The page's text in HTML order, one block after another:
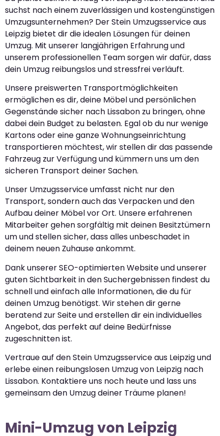
suchst nach einem zuverlässigen und kostengünstigen
Umzugsunternehmen? Der Stein Umzugsservice aus
Leipzig bietet dir die idealen Lösungen für deinen
Umzug. Mit unserer langjährigen Erfahrung und
unserem professionellen Team sorgen wir dafür, dass
dein Umzug reibungslos und stressfrei verläuft.
Unsere preiswerten Transportmöglichkeiten
ermöglichen es dir, deine Möbel und persönlichen
Gegenstände sicher nach Lissabon zu bringen, ohne
dabei dein Budget zu belasten. Egal ob du nur wenige
Kartons oder eine ganze Wohnungseinrichtung
transportieren möchtest, wir stellen dir das passende
Fahrzeug zur Verfügung und kümmern uns um den
sicheren Transport deiner Sachen.
Unser Umzugsservice umfasst nicht nur den
Transport, sondern auch das Verpacken und den
Aufbau deiner Möbel vor Ort. Unsere erfahrenen
Mitarbeiter gehen sorgfältig mit deinen Besitztümern
um und stellen sicher, dass alles unbeschadet in
deinem neuen Zuhause ankommt.
Dank unserer SEO-optimierten Website und unserer
guten Sichtbarkeit in den Suchergebnissen findest du
schnell und einfach alle Informationen, die du für
deinen Umzug benötigst. Wir stehen dir gerne
beratend zur Seite und erstellen dir ein individuelles
Angebot, das perfekt auf deine Bedürfnisse
zugeschnitten ist.
Vertraue auf den Stein Umzugsservice aus Leipzig und
erlebe einen reibungslosen Umzug von Leipzig nach
Lissabon. Kontaktiere uns noch heute und lass uns
gemeinsam den Umzug deiner Träume planen!
Mini-Umzug von Leipzig